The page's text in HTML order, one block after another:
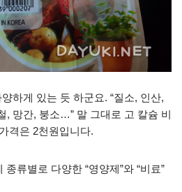
하게 있는 듯 하군요. “질소, 인산,
, 망간, 붕소…” 말 그대로 고 칼슘 비
격은 2천원입니다.
류별로 다양한 “영양제”와 “비료”